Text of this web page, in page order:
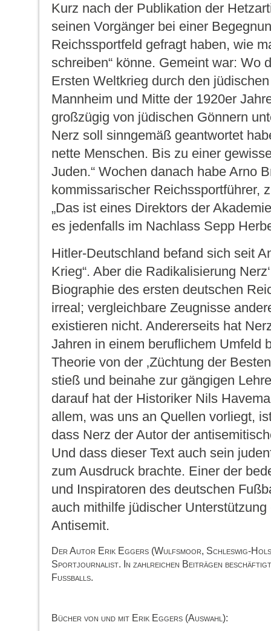
Kurz nach der Publikation der
seinen Vorgänger bei einer
Reichssportfeld gefragt haben, wie
schreiben“ könne. Gemeint war: Wo
Ersten Weltkrieg durch den
Mannheim und Mitte der 1920er
großzügig von jüdischen Gönnern
Nerz soll sinngemäß geantwortet
nette Menschen. Bis zu einer
Juden.“ Wochen danach habe Arno
kommissarischer Reichssportführer,
„Das ist eines Direktors der
es jedenfalls im Nachlass Sepp
Hitler-Deutschland befand sich seit
Krieg“. Aber die Radikalisierung
Biographie des ersten deutschen
irreal; vergleichbare Zeugnisse
existieren nicht. Andererseits hat
Jahren in einem beruflichem Umfeld
Theorie von der ‚Züchtung der
stieß und beinahe zur gängigen
darauf hat der Historiker Nils
allem, was uns an Quellen vorliegt,
dass Nerz der Autor der
Und dass dieser Text auch sein
zum Ausdruck brachte. Einer der
und Inspiratoren des deutschen
auch mithilfe jüdischer
Antisemit.
Der Autor Erik Eggers (Wulfsmoor, Schleswig-
Sportjournalist. In zahlreichen Beiträgen
Fußballs.
Bücher von und mit Erik Eggers (Auswahl):